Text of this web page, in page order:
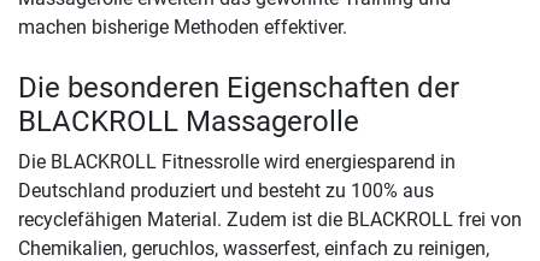
machen bisherige Methoden effektiver.
Die besonderen Eigenschaften der
BLACKROLL Massagerolle
Die BLACKROLL Fitnessrolle wird energiesparend in
Deutschland produziert und besteht zu 100% aus
recyclefähigen Material. Zudem ist die BLACKROLL frei von
Chemikalien, geruchlos, wasserfest, einfach zu reinigen,